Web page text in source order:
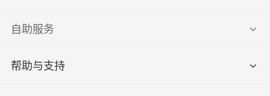
自助服务
帮助与支持